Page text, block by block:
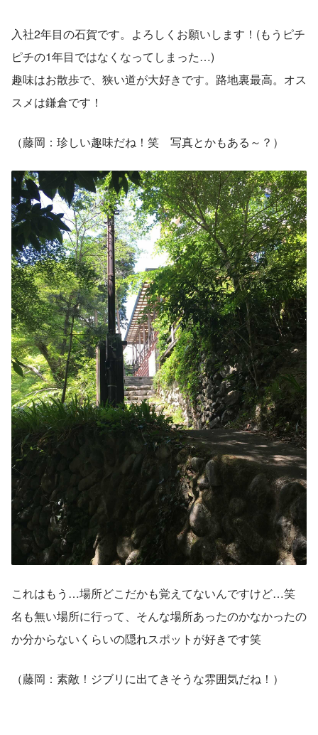
入社2年目の石賀です。よろしくお願いします！(もうピチ
ピチの1年目ではなくなってしまった…)
趣味はお散歩で、狭い道が大好きです。路地裏最高。オス
スメは鎌倉です！
（藤岡：珍しい趣味だね！笑　写真とかもある～？）
これはもう…場所どこだかも覚えてないんですけど…笑
名も無い場所に行って、そんな場所あったのかなかったの
か分からないくらいの隠れスポットが好きです笑
（藤岡：素敵！ジブリに出てきそうな雰囲気だね！）